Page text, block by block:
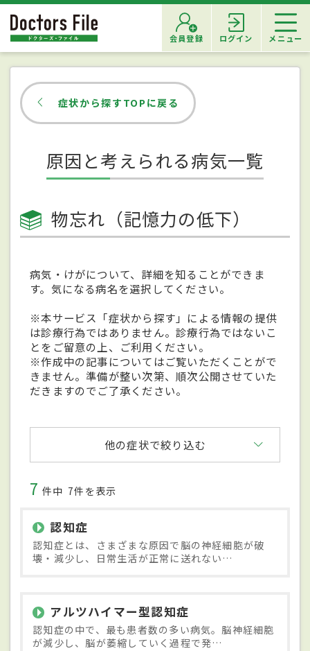
会員登録 ログイン メニュー
症状から探すTOPに戻る
原因と考えられる病気一覧
物忘れ（記憶力の低下）
病気・けがについて、詳細を知ることができま
す。気になる病名を選択してください。
※本サービス「症状から探す」による情報の提供
は診療行為ではありません。診療行為ではないこ
とをご留意の上、ご利用ください。
※作成中の記事についてはご覧いただくことがで
きません。準備が整い次第、順次公開させていた
だきますのでご了承ください。
他の症状で絞り込む
7 件中 7件を表示
認知症
認知症とは、さまざまな原因で脳の神経細胞が破
壊・減少し、日常生活が正常に送れない…
アルツハイマー型認知症
認知症の中で、最も患者数の多い病気。脳神経細胞
が減少し、脳が萎縮していく過程で発…